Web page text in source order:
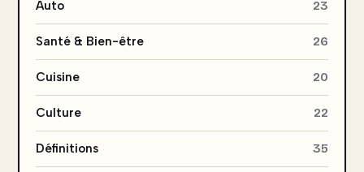
Auto 23
Santé & Bien-être 26
Cuisine 20
Culture 22
Définitions 35